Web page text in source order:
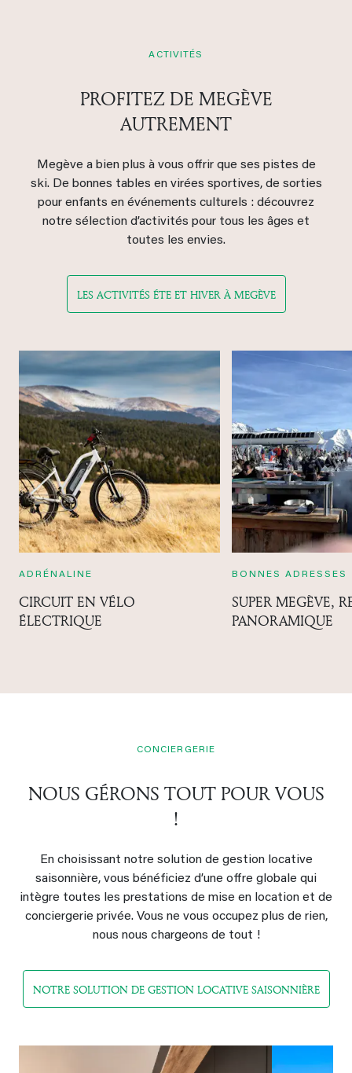
ACTIVITÉS
PROFITEZ DE MEGÈVE
AUTREMENT
Megève a bien plus à vous offrir que ses pistes de
ski. De bonnes tables en virées sportives, de sorties
pour enfants en événements culturels : découvrez
notre sélection d’activités pour tous les âges et
toutes les envies.
LES ACTIVITÉS ÉTE ET HIVER À MEGÈVE
ADRÉNALINE
CIRCUIT EN VÉLO
ÉLECTRIQUE
BONNES ADRESSES
SUPER MEGÈVE,
PANORAMIQUE
CONCIERGERIE
NOUS GÉRONS TOUT POUR VOUS
!
En choisissant notre solution de gestion locative
saisonnière, vous bénéficiez d’une offre globale qui
intègre toutes les prestations de mise en location et de
conciergerie privée. Vous ne vous occupez plus de rien,
nous nous chargeons de tout !
NOTRE SOLUTION DE GESTION LOCATIVE SAISONNIÈRE